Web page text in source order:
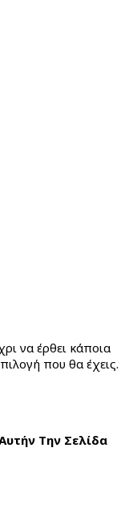
να έρθει κάποια
που θα έχεις.
Την Σελίδα